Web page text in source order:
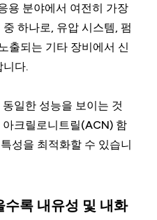
용 분야에서 여전히 가장
하나로, 유압 시스템, 펌
출되는 기타 장비에서 신
다.
일한 성능을 보이는 것
크릴로니트릴(ACN) 함
성을 최적화할 수 있습니
록 내유성 및 내화